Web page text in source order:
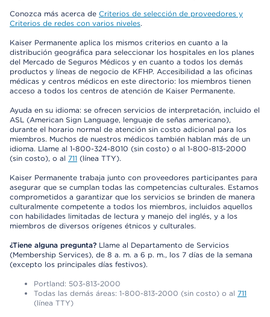
Conozca más acerca de Criterios de selección de proveedores y
Criterios de redes con varios niveles.
Kaiser Permanente aplica los mismos criterios en cuanto a la
distribución geográfica para seleccionar los hospitales en los planes
del Mercado de Seguros Médicos y en cuanto a todos los demás
productos y líneas de negocio de KFHP. Accesibilidad a las oficinas
médicas y centros médicos en este directorio: los miembros tienen
acceso a todos los centros de atención de Kaiser Permanente.
Ayuda en su idioma: se ofrecen servicios de interpretación, incluido el
ASL (American Sign Language, lenguaje de señas americano),
durante el horario normal de atención sin costo adicional para los
miembros. Muchos de nuestros médicos también hablan más de un
idioma. Llame al 1-800-324-8010 (sin costo) o al 1-800-813-2000
(sin costo), o al 711 (línea TTY).
Kaiser Permanente trabaja junto con proveedores participantes para
asegurar que se cumplan todas las competencias culturales. Estamos
comprometidos a garantizar que los servicios se brinden de manera
culturalmente competente a todos los miembros, incluidos aquellos
con habilidades limitadas de lectura y manejo del inglés, y a los
miembros de diversos orígenes étnicos y culturales.
¿Tiene alguna pregunta? Llame al Departamento de Servicios
(Membership Services), de 8 a. m. a 6 p. m., los 7 días de la semana
(excepto los principales días festivos).
Portland: 503-813-2000
Todas las demás áreas: 1-800-813-2000 (sin costo) o al 711
(línea TTY)